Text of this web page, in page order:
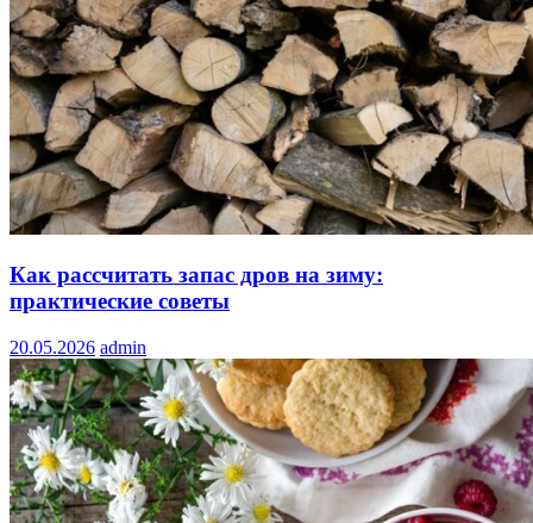
Как рассчитать запас дров на зиму:
практические советы
20.05.2026 admin